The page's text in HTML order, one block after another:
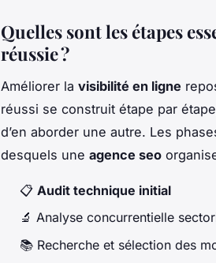
Quelles sont les étapes
réussie ?
Améliorer la visibilité en ligne
réussi se construit étape par
d’en aborder une autre. Les
desquels une agence seo
📋 Audit technique initial
🔬 Analyse concurrentielle
📚 Recherche et sélection des